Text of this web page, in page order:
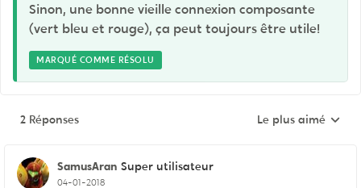
Sinon, une bonne vieille connexion composante
(vert bleu et rouge), ça peut toujours être utile!
MARQUÉ COMME RÉSOLU
2 Réponses Réponses triées
Le plus aimé
SamusAran Super utilisateur
04-01-2018